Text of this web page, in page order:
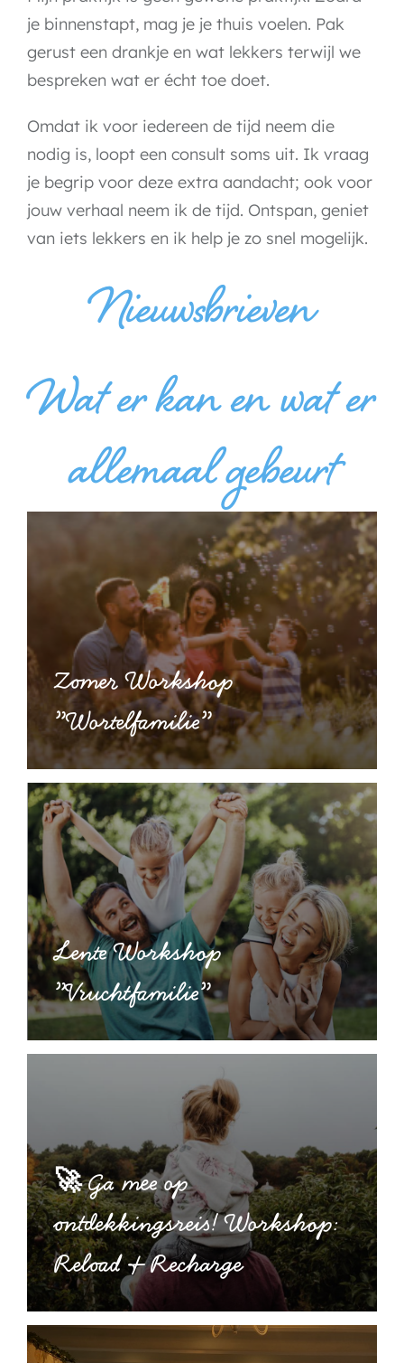
je binnenstapt, mag je je thuis voelen. Pak
gerust een drankje en wat lekkers terwijl we
bespreken wat er écht toe doet.
Omdat ik voor iedereen de tijd neem die
nodig is, loopt een consult soms uit. Ik vraag
je begrip voor deze extra aandacht; ook voor
jouw verhaal neem ik de tijd. Ontspan, geniet
van iets lekkers en ik help je zo snel mogelijk.
Nieuwsbrieven
Wat er kan en wat er
allemaal gebeurt
Zomer Workshop
”Wortelfamilie”
Lente Workshop
”Vruchtfamilie”
🚀 Ga mee op
ontdekkingsreis! Workshop:
Reload & Recharge